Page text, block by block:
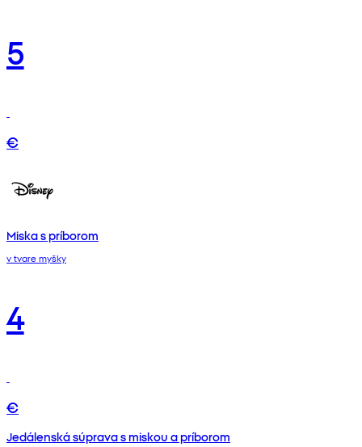
5
€
Miska s príborom
v tvare myšky
4
€
Jedálenská súprava s miskou a príborom